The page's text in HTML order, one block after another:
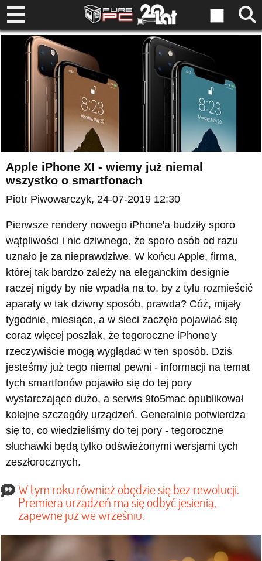
Apple iPhone XI - wiemy już niemal
wszystko o smartfonach
Piotr Piwowarczyk, 24-07-2019 12:30
Pierwsze rendery nowego iPhone'a budziły sporo
wątpliwości i nic dziwnego, że sporo osób od razu
uznało je za nieprawdziwe. W końcu Apple, firma,
której tak bardzo zależy na eleganckim designie
raczej nigdy by nie wpadła na to, by z tyłu rozmieścić
aparaty w tak dziwny sposób, prawda? Cóż, mijały
tygodnie, miesiące, a w sieci zaczęło pojawiać się
coraz więcej poszlak, że tegoroczne iPhone'y
rzeczywiście mogą wyglądać w ten sposób. Dziś
jesteśmy już tego niemal pewni - informacji na temat
tych smartfonów pojawiło się do tej pory
wystarczająco dużo, a serwis 9to5mac opublikował
kolejne szczegóły urządzeń. Generalnie potwierdza
się to, co wiedzieliśmy do tej pory - tegoroczne
słuchawki będą tylko odświeżonymi wersjami tych
zeszłorocznych.
W tym roku również obędzie się bez rewolucji.
Premiera urządzeń ma się odbyć jesienią,
zapewne już we wrześniu.